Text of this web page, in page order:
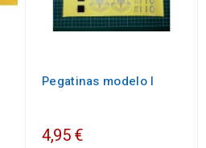
Pegatinas modelo I
4,95 €